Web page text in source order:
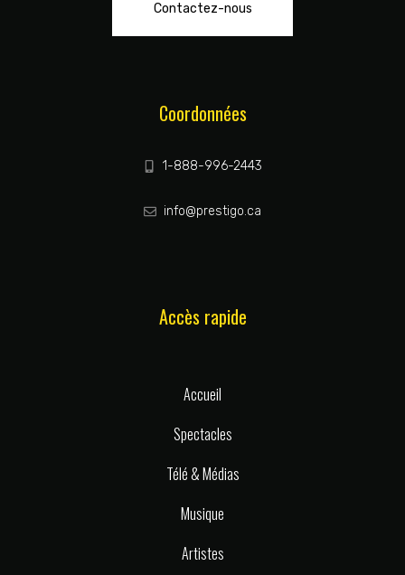
Contactez-nous
Coordonnées
1-888-996-2443
info@prestigo.ca
Accès rapide
Accueil
Spectacles
Télé & Médias
Musique
Artistes